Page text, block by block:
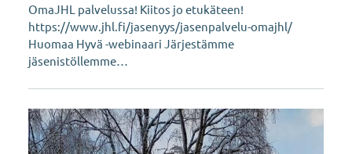
OmaJHL palvelussa! Kiitos jo etukäteen!
https://www.jhl.fi/jasenyys/jasenpalvelu-omajhl/
Huomaa Hyvä -webinaari Järjestämme
jäsenistöllemme…